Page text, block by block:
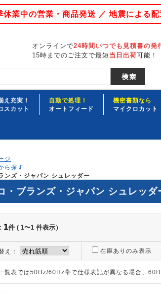
業中の営業・商品発送 ／ 地震による
オンラインで24時間いつでも見積書の発
15時までのご注文で最短 当日出荷可能！
え充実！
スカット
自動で処理！
オートフィード
機密書類なら
マイクロカット
ジ
ら探す
ンズ・ジャパン シュレッダー
・ブランズ・ジャパン シュレッダ
1件 ( 1〜1 件表示）
え： 在庫ありのみ表示
覧表では50Hz/60Hz帯で仕様表記が異なる場合、